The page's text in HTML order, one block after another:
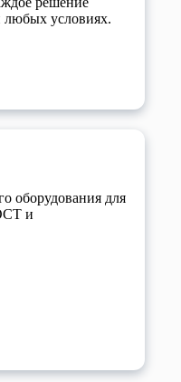
любых условиях.
оборудования для
и